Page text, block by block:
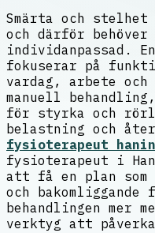
Smärta och stelhet
och därför behöver
individanpassad.
fokuserar på
vardag, arbete och
manuell
för styrka och
belastning och
fysioterapeut
fysioterapeut i
att få en plan som
och
behandlingen mer
verktyg att